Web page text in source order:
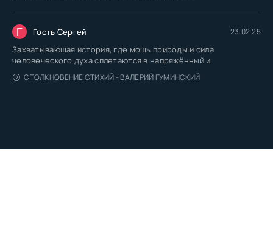
Г Гость Сергей 23.02.25
Захватывающая история, где мощь природы и сила
человеческого духа сплетаются в напряжённый и
СТОЛКНОВЕНИЕ СТИХИЙ - ВАЛЕРИЙ ГУМИНСКИЙ